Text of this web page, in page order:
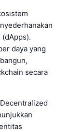
daya yang
secara